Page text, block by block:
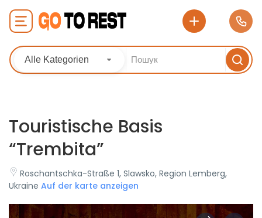
Alle Kategorien
Touristische Basis
“Trembita”
Roschantschka-Straße 1, Slawsko, Region Lemberg,
Ukraine Auf der karte anzeigen